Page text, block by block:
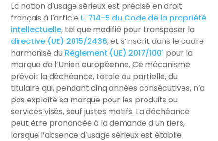
La notion d’usage sérieux est précisé en droit
français à l’article L. 714-5 du Code de la propriété
intellectuelle, tel que modifié pour transposer la
directive (UE) 2015/2436, et s’inscrit dans le cadre
harmonisé du Règlement (UE) 2017/1001 pour la
marque de l’Union européenne. Ce mécanisme
prévoit la déchéance, totale ou partielle, du
titulaire qui, pendant cinq années consécutives, n’a
pas exploité sa marque pour les produits ou
services visés, sauf justes motifs. La déchéance
peut être prononcée à la demande d’un tiers,
lorsque l’absence d’usage sérieux est établie.